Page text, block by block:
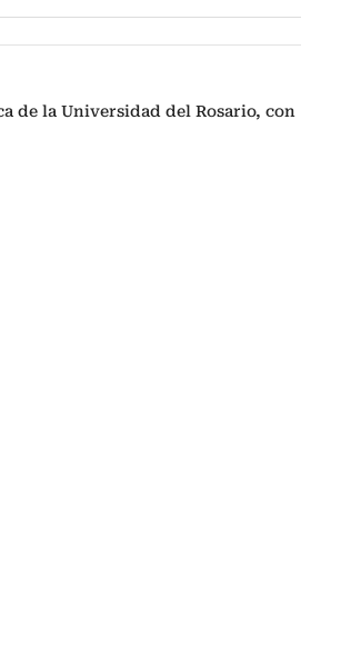
de la Universidad del Rosario, con